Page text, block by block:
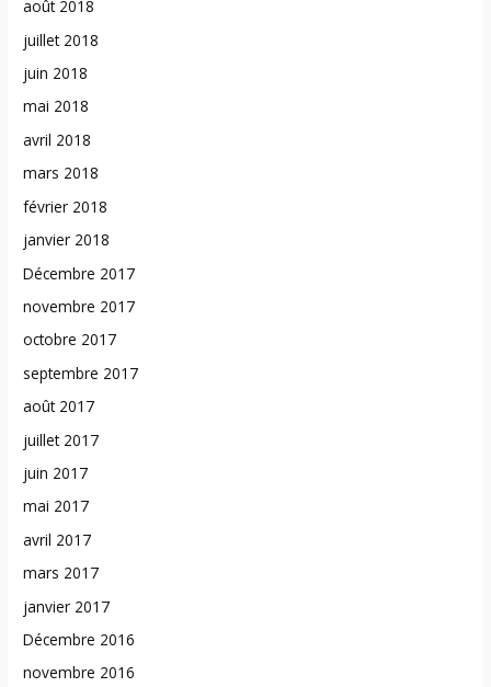
août 2018
juillet 2018
juin 2018
mai 2018
avril 2018
mars 2018
février 2018
janvier 2018
Décembre 2017
novembre 2017
octobre 2017
septembre 2017
août 2017
juillet 2017
juin 2017
mai 2017
avril 2017
mars 2017
janvier 2017
Décembre 2016
novembre 2016